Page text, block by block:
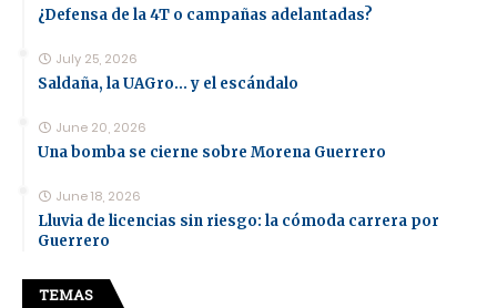
¿Defensa de la 4T o campañas adelantadas?
July 25, 2026
Saldaña, la UAGro... y el escándalo
June 20, 2026
Una bomba se cierne sobre Morena Guerrero
June 18, 2026
Lluvia de licencias sin riesgo: la cómoda carrera por
Guerrero
TEMAS